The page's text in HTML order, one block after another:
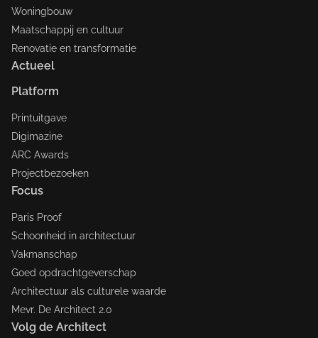
Woningbouw
Maatschappij en cultuur
Renovatie en transformatie
Actueel
Platform
Printuitgave
Digimazine
ARC Awards
Projectbezoeken
Focus
Paris Proof
Schoonheid in architectuur
Vakmanschap
Goed opdrachtgeverschap
Architectuur als culturele waarde
Mevr. De Architect 2.0
Volg de Architect